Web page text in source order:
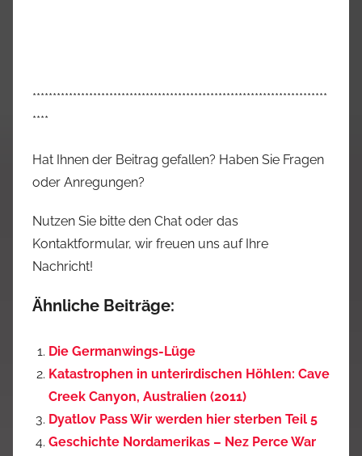
*************************************************************************
****
Hat Ihnen der Beitrag gefallen? Haben Sie Fragen
oder Anregungen?
Nutzen Sie bitte den Chat oder das
Kontaktformular, wir freuen uns auf Ihre
Nachricht!
Ähnliche Beiträge:
Die Germanwings-Lüge
Katastrophen in unterirdischen Höhlen: Cave
Creek Canyon, Australien (2011)
Dyatlov Pass Wir werden hier sterben Teil 5
Geschichte Nordamerikas – Nez Perce War